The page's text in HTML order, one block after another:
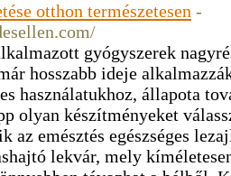
otthon természetesen -
gyógyszerek
hosszabb ideje
használatukhoz, állapota
olyan készítményeket
az emésztés egészséges
lekvár, mely